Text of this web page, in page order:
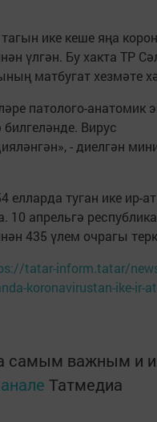
ике кеше яңа
үлгән. Бу хакта ТР
матбугат хезмәте
патолого-анатомик
Вирус
- диелгән
елларда туган ике ир-
10 апрельгә
435 үлем очрагы
tatar-inform.tatar/
koronavirustan-ike-ir-
самым важным и
Татмедиа